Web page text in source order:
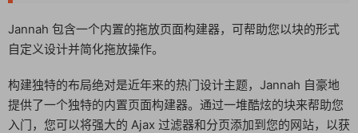
Jannah 包含一个内置的拖放页面构建器，可帮助您以块的形式
自定义设计并简化拖放操作。
构建独特的布局绝对是近年来的热门设计主题，Jannah 自豪地
提供了一个独特的内置页面构建器。通过一堆酷炫的块来帮助您
入门，您可以将强大的 Ajax 过滤器和分页添加到您的网站，以获